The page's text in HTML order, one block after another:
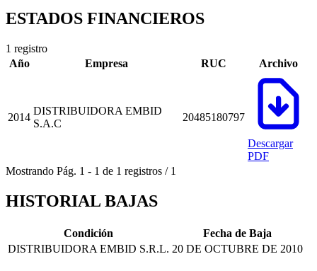
ESTADOS FINANCIEROS
1 registro
Año
Empresa RUC Archivo
2014
DISTRIBUIDORA EMBID
S.A.C
20485180797
Descargar
PDF
Mostrando Pág. 1 - 1 de 1 registros / 1
HISTORIAL BAJAS
Condición
Fecha de Baja
DISTRIBUIDORA EMBID S.R.L. 20 DE OCTUBRE DE 2010